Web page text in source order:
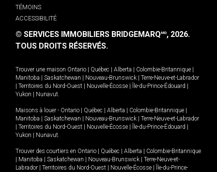
TÉMOINS
ACCESSIBILITÉ
© SERVICES IMMOBILIERS BRIDGEMARQMD, 2026.
TOUS DROITS RÉSERVÉS.
Trouver une maison Ontario Québec Alberta Colombie-Britannique
Manitoba
Saskatchewan Nouveau-Brunswick
Terre-Neuve-et-Labrador
Territoires du Nord-Ouest Nouvelle-Écosse Île-du-Prince-Édouard
Yukon
Nunavut.
Maisons à louer - Ontario Québec Alberta Colombie-Britannique
Manitoba
Saskatchewan Nouveau-Brunswick
Terre-Neuve-et-Labrador
Territoires du Nord-Ouest Nouvelle-Écosse Île-du-Prince-Édouard
Yukon
Nunavut.
Trouver des courtiers en Ontario Québec Alberta
Colombie-Britannique
Manitoba Saskatchewan Nouveau-Brunswick
Terre-Neuve-et-
Labrador
Territoires du Nord-Ouest Nouvelle-Écosse
Île-du-Prince-